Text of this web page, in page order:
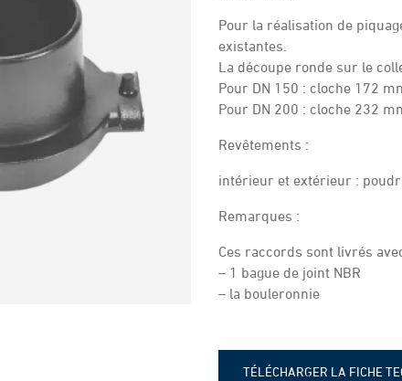
Pour la réalisation de
existantes.
La découpe ronde sur le
Pour DN 150 : cloche 172
Pour DN 200 : cloche 232
Revêtements :
intérieur et extérieur :
Remarques :
Ces raccords sont livrés
– 1 bague de joint NBR
– la bouleronnie
TÉLÉCHARGER LA FICHE